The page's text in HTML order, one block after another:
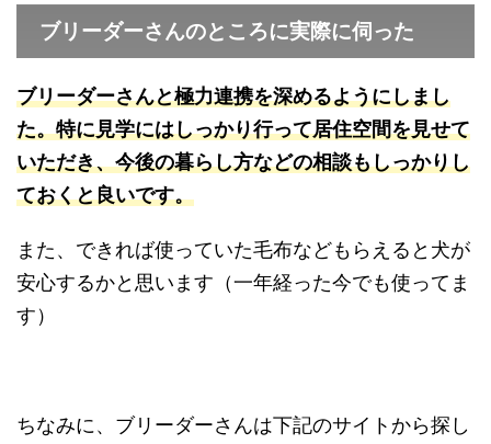
ブリーダーさんのところに実際に伺った
ブリーダーさんと極力連携を深めるようにしまし
た。特に見学にはしっかり行って居住空間を見せて
いただき、今後の暮らし方などの相談もしっかりし
ておくと良いです。
また、できれば使っていた毛布などもらえると犬が
安心するかと思います（一年経った今でも使ってま
す）
ちなみに、ブリーダーさんは下記のサイトから探し